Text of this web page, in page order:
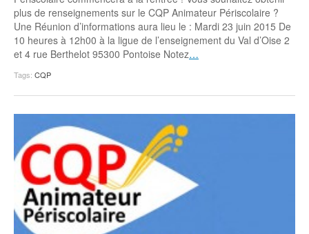
Malle pédagogique « Parcours d’exils
d’hier et d’aujourd’hui »
Espace bénévoles
Story play’r
La ligue 95 et Recyclivre
Education aux médias
Les veilleurs de l’info
Education verte
Formation Eco-délégué.es
… Formations BAFD
Pour s’inscrire
Actualités loisirs
plus de renseignements sur le CQP Animateur Périscolaire ?
Une Réunion d’informations aura lieu le : Mardi 23 juin 2015 De
10 heures à 12h00 à la ligue de l’enseignement du Val d’Oise 2
et 4 rue Berthelot 95300 Pontoise Notez…
Tags: CQP